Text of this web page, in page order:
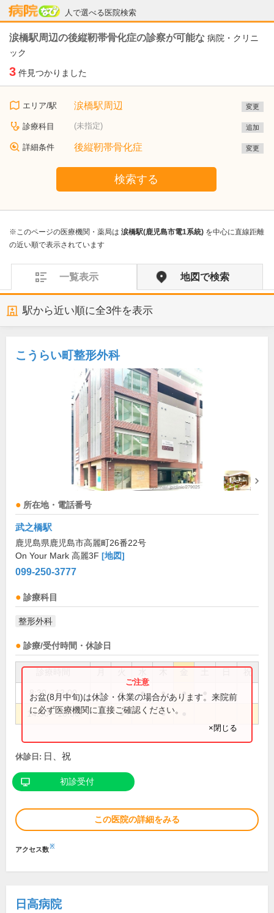
人で選べる医院検索
病院なび
涙橋駅周辺の後縦靭帯骨化症の診察が可能な 病院・クリニ
ック
3 件見つかりました
エリア/駅 涙橋駅周辺 変更
診療科目 (未指定) 追加
詳細条件 後縦靭帯骨化症 変更
検索する
※このページの医療機関・薬局は 涙橋駅(鹿児島市電1系統) を中心に直線距離
の近い順で表示されています
一覧表示 地図で検索
駅から近い順に全3件を表示
こうらい町整形外科
所在地・電話番号
武之橋駅
鹿児島県鹿児島市高麗町26番22号
On Your Mark 高麗3F [地図]
099-250-3777
診療科目
整形外科
診療/受付時間・休診日
祝
8:30～12:00 ● ● ● ● ●
14:30～18:00 ● ● ●
お盆(8月中旬)は休診・休業の場合があります。来院前
に必ず医療機関に直接ご確認ください。
×閉じる
休診日: 日、祝
初診受付
この医院の詳細をみる
アクセス数※
日高病院